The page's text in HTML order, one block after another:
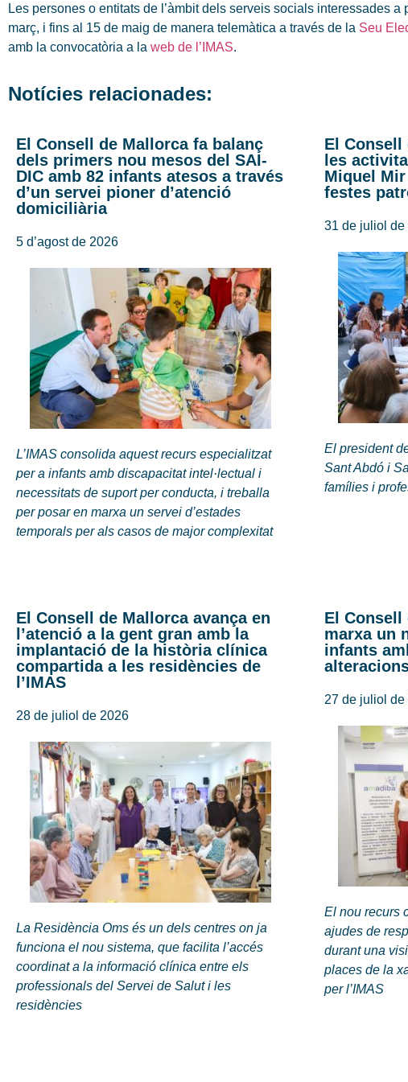
Les persones o entitats de l’àmbit dels serveis socials interessades
març, i fins al 15 de maig de manera telemàtica a través de la Seu
amb la convocatòria a la web de l’IMAS.
Notícies relacionades:
El Consell de Mallorca fa balanç
dels primers nou mesos del SAI-
DIC amb 82 infants atesos a través
d’un servei pioner d’atenció
domiciliària
5 d’agost de 2026
L’IMAS consolida aquest recurs especialitzat
per a infants amb discapacitat intel·lectual i
necessitats de suport per conducta, i treballa
per posar en marxa un servei d’estades
temporals per als casos de major complexitat
El Consell
les
Miquel
festes
31 de juliol de
El president
Sant Abdó i
famílies i
El Consell de Mallorca avança en
l’atenció a la gent gran amb la
implantació de la història clínica
compartida a les residències de
l’IMAS
28 de juliol de 2026
La Residència Oms és un dels centres on ja
funciona el nou sistema, que facilita l’accés
coordinat a la informació clínica entre els
professionals del Servei de Salut i les
residències
El Consell
marxa un
infants
27 de juliol de
El nou recurs
ajudes de
durant una
places de la
per l’IMAS